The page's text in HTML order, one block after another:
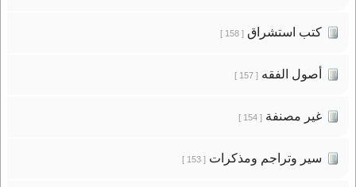
كتب استشراق[ 158 ]
أصول الفقه[ 157 ]
غير مصنفة[ 154 ]
سير وتراجم ومذكرات[ 153 ]